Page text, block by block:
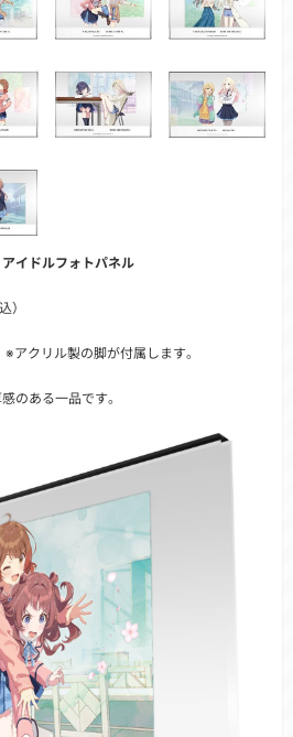
イドルフォトパネル
）
クリル製の脚が付属します。
のある一品です。